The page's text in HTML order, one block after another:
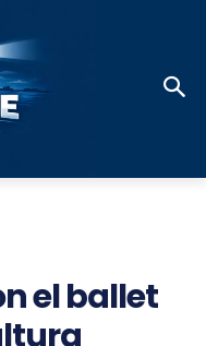
el ballet